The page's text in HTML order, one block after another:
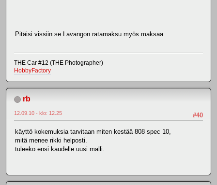
Pitäisi vissiin se Lavangon ratamaksu myös maksaa...
THE Car #12 (THE Photographer)
HobbyFactory
rb
#40
12.09.10 - klo: 12.25
käyttö kokemuksia tarvitaan miten kestää 808 spec 10,
mitä menee rikki helposti.
tuleeko ensi kaudelle uusi malli.